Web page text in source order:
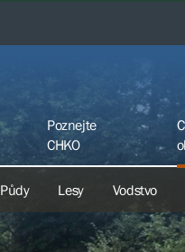
Poznejte
CHKO
Půdy Lesy Vodstvo